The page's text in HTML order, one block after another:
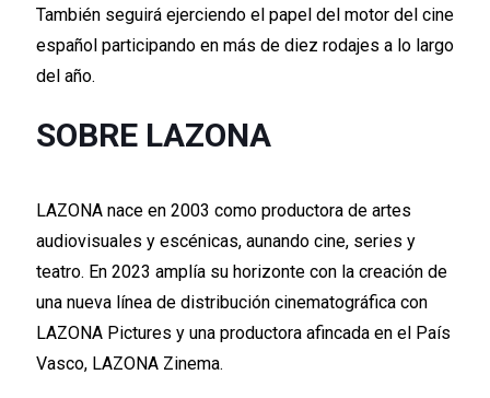
También seguirá ejerciendo el papel del motor del cine
español participando en más de diez rodajes a lo largo
del año.
SOBRE LAZONA
LAZONA nace en 2003 como productora de artes
audiovisuales y escénicas, aunando cine, series y
teatro. En 2023 amplía su horizonte con la creación de
una nueva línea de distribución cinematográfica con
LAZONA Pictures y una productora afincada en el País
Vasco, LAZONA Zinema.